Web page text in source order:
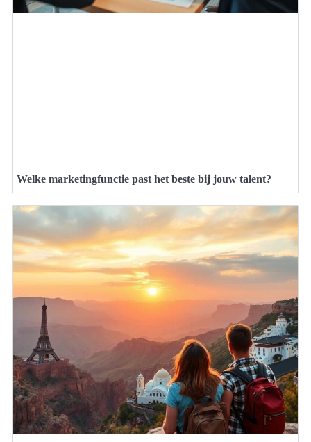
Welke marketingfunctie past het beste bij jouw talent?